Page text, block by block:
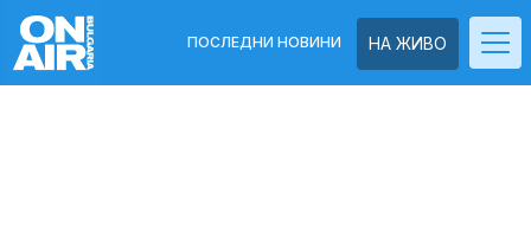
НА ЖИВО
ПОСЛЕДНИ НОВИНИ